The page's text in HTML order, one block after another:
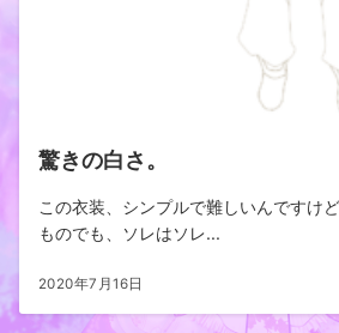
驚きの白さ。
この衣装、シンプルで難しいんですけ
ものでも、ソレはソレ...
2020年7月16日